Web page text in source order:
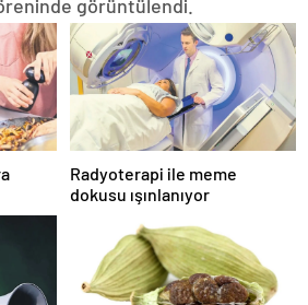
görüntülendi.
Radyoterapi ile meme
dokusu ışınlanıyor